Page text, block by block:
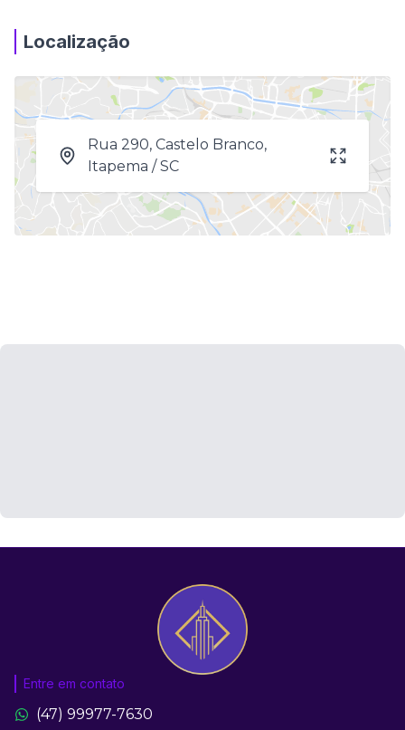
Localização
Rua 290, Castelo Branco,
Itapema / SC
Entre em contato
(47) 99977-7630